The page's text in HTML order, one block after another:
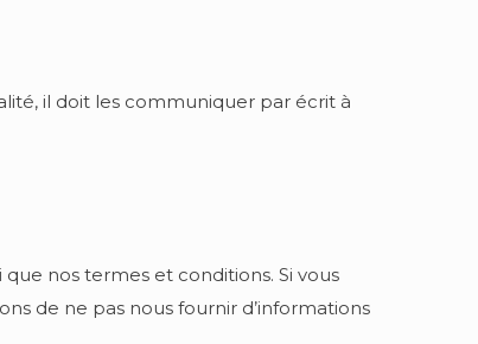
il doit les communiquer par écrit à
nos termes et conditions. Si vous
de ne pas nous fournir d’informations